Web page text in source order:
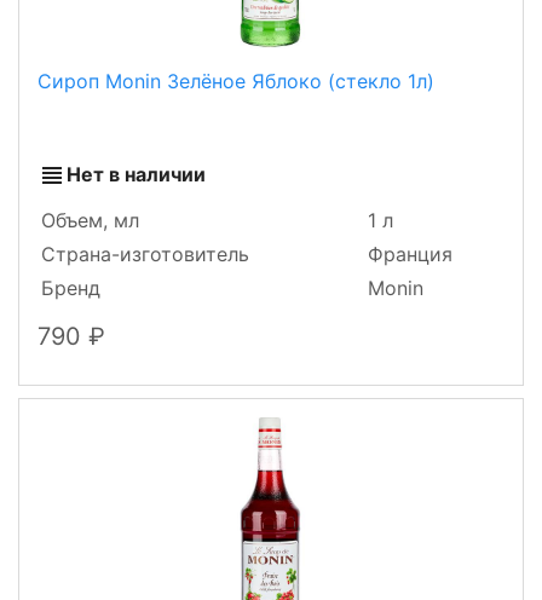
Сироп Monin Зелёное Яблоко (стекло 1л)
Нет в наличии
Объем, мл
1 л
Страна-изготовитель
Франция
Бренд
Monin
790